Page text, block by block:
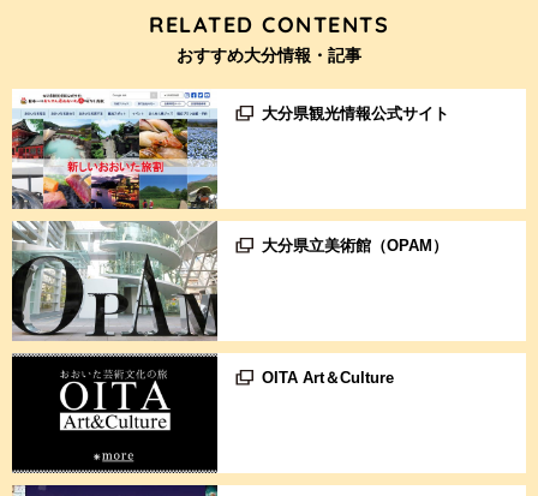
RELATED CONTENTS
おすすめ大分情報・記事
大分県観光情報公式サイト
大分県立美術館（OPAM）
OITA Art＆Culture